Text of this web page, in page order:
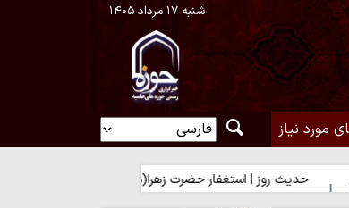
شنبه ۱۷ مرداد ۱۴۰۵
مورد نیاز
| استغفار حضرت زهرا(س) برای زائران امام حسین(ع)